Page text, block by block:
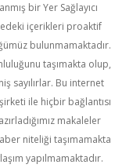
bir Yer Sağlayıcı
içerikleri proaktif
bulunmamaktadır.
taşımakta olup,
sayılırlar. Bu internet
ile hiçbir bağlantısı
makaleler
niteliği taşımamakta
yapılmamaktadır.